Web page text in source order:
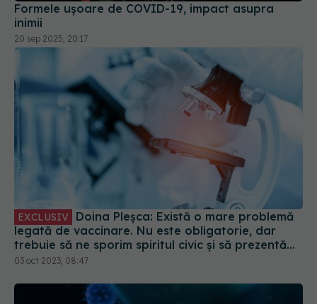
Formele ușoare de COVID-19, impact asupra
inimii
20 sep 2025, 20:17
EXCLUSIV
legată de vaccinare. Nu este obligatorie, dar
trebuie să ne sporim spiritul civic și să prezentăm
corect minusurile și plusurile fiecărui vaccin
03 oct 2023, 08:47